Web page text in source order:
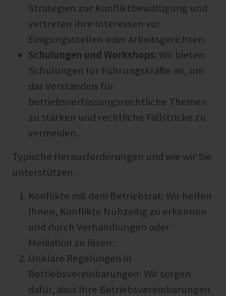
Strategien zur Konfliktbewältigung und
vertreten Ihre Interessen vor
Einigungsstellen oder Arbeitsgerichten.
Schulungen und Workshops: Wir bieten
Schulungen für Führungskräfte an, um
das Verständnis für
betriebsverfassungsrechtliche Themen
zu stärken und rechtliche Fallstricke zu
vermeiden.
Typische Herausforderungen und wie wir Sie
unterstützen
Konflikte mit dem Betriebsrat: Wir helfen
Ihnen, Konflikte frühzeitig zu erkennen
und durch Verhandlungen oder
Mediation zu lösen.
Unklare Regelungen in
Betriebsvereinbarungen: Wir sorgen
dafür, dass Ihre Betriebsvereinbarungen